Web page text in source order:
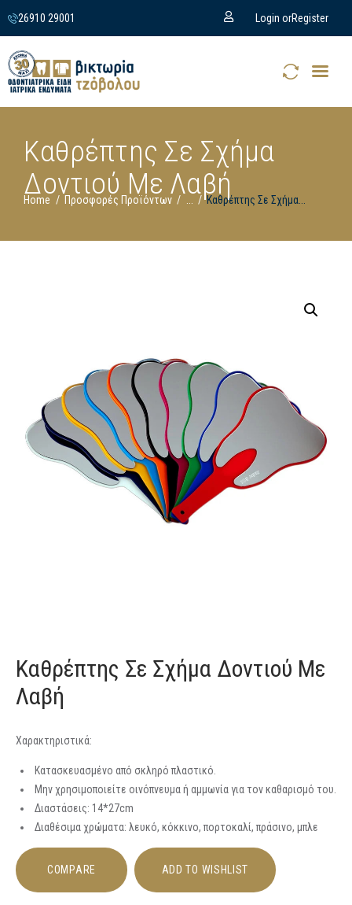
26910 29001 Login orRegister
Καθρέπτης Σε Σχήμα
Δοντιού Με Λαβή
Home Προσφορές Προϊόντων ... Καθρέπτης Σε Σχήμα...
Καθρέπτης Σε Σχήμα Δοντιού Με
Λαβή
Χαρακτηριστικά:
Κατασκευασμένο από σκληρό πλαστικό.
Μην χρησιμοποιείτε οινόπνευμα ή αμμωνία για τον καθαρισμό του.
Διαστάσεις: 14*27cm
Διαθέσιμα χρώματα: λευκό, κόκκινο, πορτοκαλί, πράσινο, μπλε
COMPARE ADD TO WISHLIST